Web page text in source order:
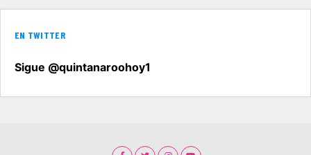
EN TWITTER
Sigue @quintanaroohoy1